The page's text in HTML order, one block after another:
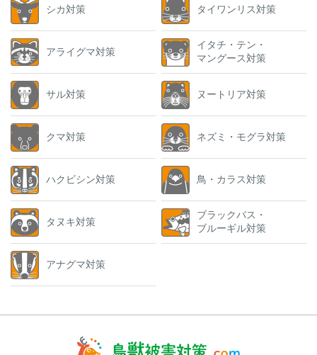
シカ対策
アライグマ対策
サル対策
クマ対策
ハクビシン対策
タヌキ対策
アナグマ対策
タイワンリス対策
イタチ・テン・
マングース対策
ヌートリア対策
ネズミ・モグラ対策
鳥・カラス対策
ブラックバス・
ブルーギル対策